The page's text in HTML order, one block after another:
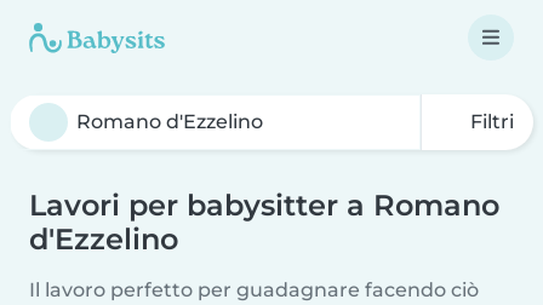
Filtri
Lavori per babysitter a Romano
d'Ezzelino
Il lavoro perfetto per guadagnare facendo ciò